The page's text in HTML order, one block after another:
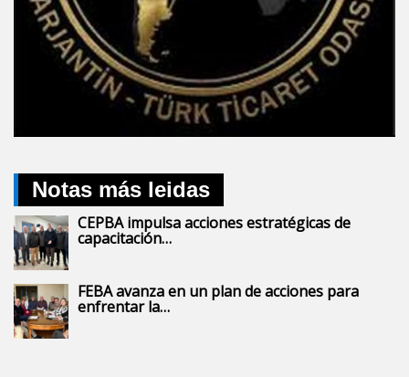
Notas más leidas
CEPBA impulsa acciones estratégicas de
capacitación…
FEBA avanza en un plan de acciones para
enfrentar la…